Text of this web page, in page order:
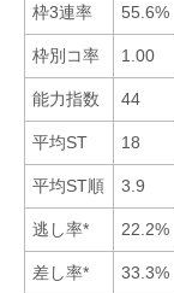
枠3連率 55.6%
枠別コ率 1.00
能力指数 44
平均ST 18
平均ST順 3.9
逃し率* 22.2%
差し率* 33.3%